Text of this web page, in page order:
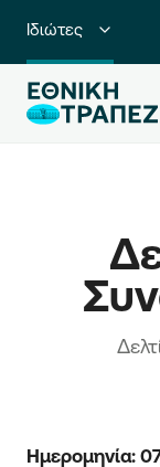
Ιδιώτες
Premium
Corporate &
Go For More
Ο Όμιλός μας
Ημερομηνία: